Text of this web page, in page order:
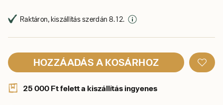
Raktáron, kiszállítás szerdán 8. 12.
HOZZÁADÁS A KOSÁRHOZ
25 000 Ft felett a kiszállítás ingyenes